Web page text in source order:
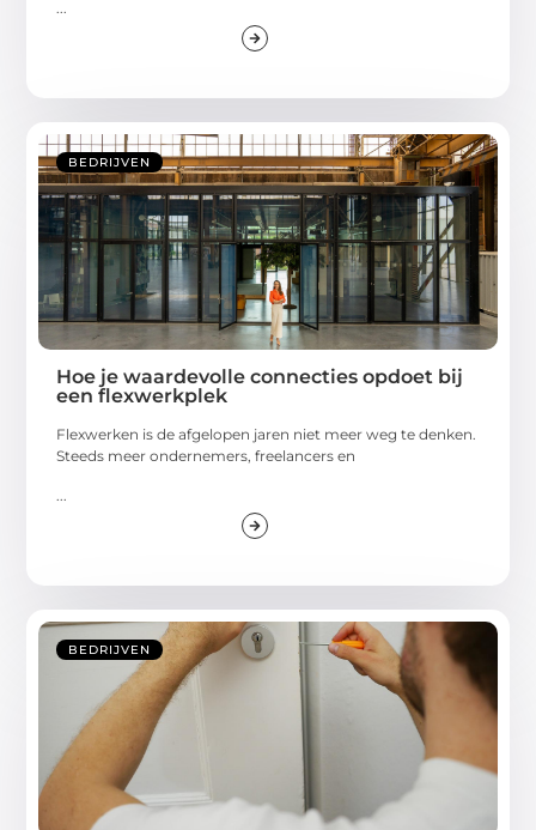
...
BEDRIJVEN
Hoe je waardevolle connecties opdoet bij
een flexwerkplek
Flexwerken is de afgelopen jaren niet meer weg te denken.
Steeds meer ondernemers, freelancers en
BEDRIJVEN